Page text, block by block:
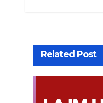
Related Post